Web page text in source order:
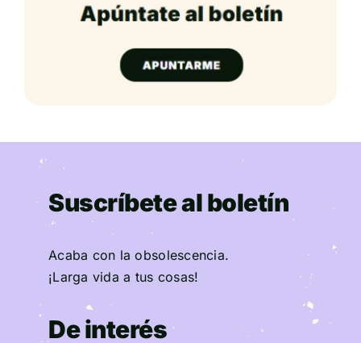
Suscríbete al boletín
Acaba con la obsolescencia.
¡Larga vida a tus cosas!
De interés